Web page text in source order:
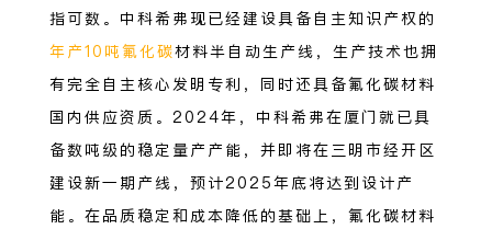
指可数。中科希弗现已经建设具备自主知识产权的
年产10吨氟化碳材料半自动生产线，生产技术也拥
有完全自主核心发明专利，同时还具备氟化碳材料
国内供应资质。2024年，中科希弗在厦门就已具
备数吨级的稳定量产产能，并即将在三明市经开区
建设新一期产线，预计2025年底将达到设计产
能。在品质稳定和成本降低的基础上，氟化碳材料